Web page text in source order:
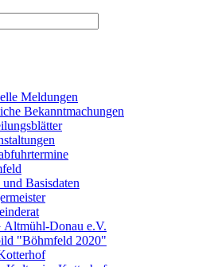
Meldungen
Bekanntmachungen
Basisdaten
Donau e.V.
"Böhmfeld 2020"